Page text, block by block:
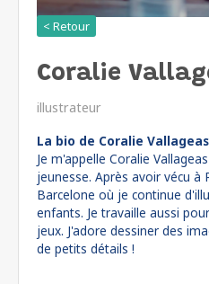
< Retour
Coralie
illustrateur
La bio de Coralie Vallageas
Je m'appelle Coralie
jeunesse. Après avoir vécu à
Barcelone où je continue
enfants. Je travaille aussi
jeux. J'adore dessiner des
de petits détails !